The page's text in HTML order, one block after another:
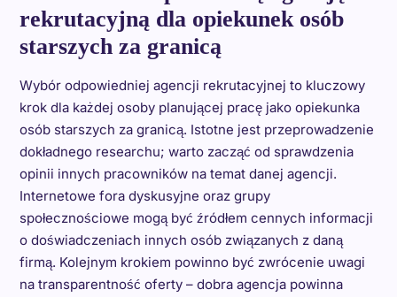
rekrutacyjną dla opiekunek osób
starszych za granicą
Wybór odpowiedniej agencji rekrutacyjnej to kluczowy
krok dla każdej osoby planującej pracę jako opiekunka
osób starszych za granicą. Istotne jest przeprowadzenie
dokładnego researchu; warto zacząć od sprawdzenia
opinii innych pracowników na temat danej agencji.
Internetowe fora dyskusyjne oraz grupy
społecznościowe mogą być źródłem cennych informacji
o doświadczeniach innych osób związanych z daną
firmą. Kolejnym krokiem powinno być zwrócenie uwagi
na transparentność oferty – dobra agencja powinna